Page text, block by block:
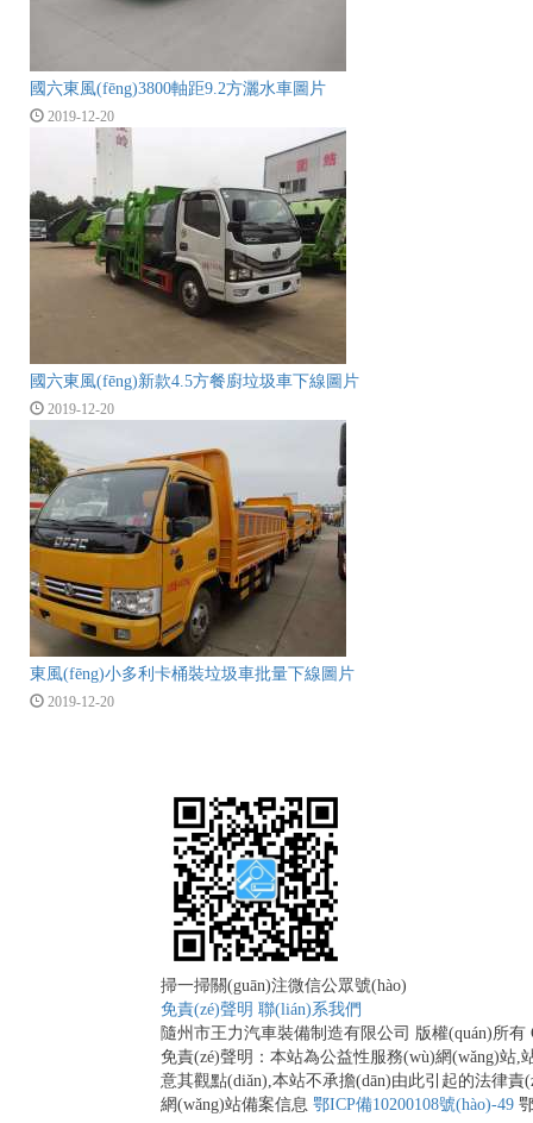
國六東風(fēng)3800軸距9.2方灑水車圖片
2019-12-20
國六東風(fēng)新款4.5方餐廚垃圾車下線圖片
2019-12-20
東風(fēng)小多利卡桶裝垃圾車批量下線圖片
2019-12-20
掃一掃關(guān)注微信公眾號(hào)
免責(zé)聲明 聯(lián)系我們
隨州市王力汽車裝備制造有限公司 版權(quán)所有
免責(zé)聲明：本站為公益性服務(wù)網(wǎng)站
意其觀點(diǎn),本站不承擔(dān)由此引起的法律
網(wǎng)站備案信息 鄂ICP備10200108號(hào)-49